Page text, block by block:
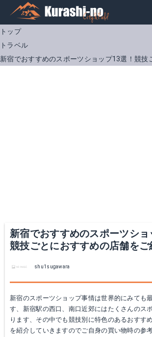
トップ
トラベル
新宿でおすすめのスポーツショップ13選！競技
新宿でおすすめのスポーツショ
競技ごとにおすすめの店舗をご
shu1sugawara
新宿のスポーツショップ事情は世界的にみても
す、新宿駅の西口、南口近郊にはたくさんのス
ります、その中でも競技別に特色のあるおすす
を紹介していきますのでご自身の買い物時の参